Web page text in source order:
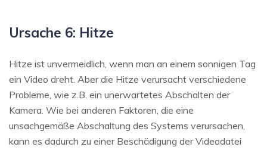
Ursache 6: Hitze
Hitze ist unvermeidlich, wenn man an einem sonnigen Tag
ein Video dreht. Aber die Hitze verursacht verschiedene
Probleme, wie z.B. ein unerwartetes Abschalten der
Kamera. Wie bei anderen Faktoren, die eine
unsachgemäße Abschaltung des Systems verursachen,
kann es dadurch zu einer Beschädigung der Videodatei